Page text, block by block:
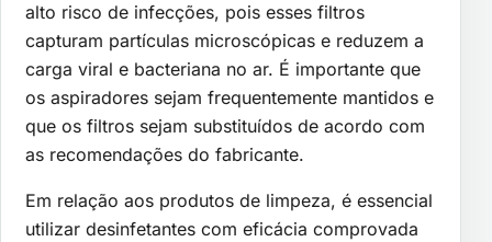
alto risco de infecções, pois esses filtros
capturam partículas microscópicas e reduzem a
carga viral e bacteriana no ar. É importante que
os aspiradores sejam frequentemente mantidos e
que os filtros sejam substituídos de acordo com
as recomendações do fabricante.
Em relação aos produtos de limpeza, é essencial
utilizar desinfetantes com eficácia comprovada